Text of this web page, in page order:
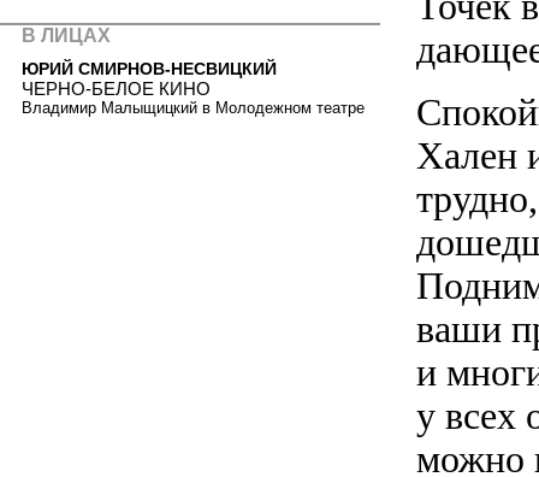
Хален
ваши
и
у всех
можно
В ЛИЦАХ
ЮРИЙ СМИРНОВ-НЕСВИЦКИЙ
ЧЕРНО-БЕЛОЕ КИНО
Владимир Малыщицкий в Молодежном театре